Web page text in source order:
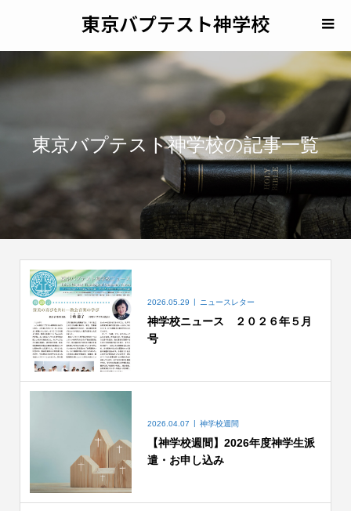
東京バプテスト神学校
東京バプテスト神学校の記事一覧
2026.05.29 ニュースレター
神学校ニュース ２０２６年５月
号
2026.04.07 神学校週間
【神学校週間】2026年度神学生派
遣・お申し込み